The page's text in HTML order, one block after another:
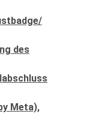
des
Meta),